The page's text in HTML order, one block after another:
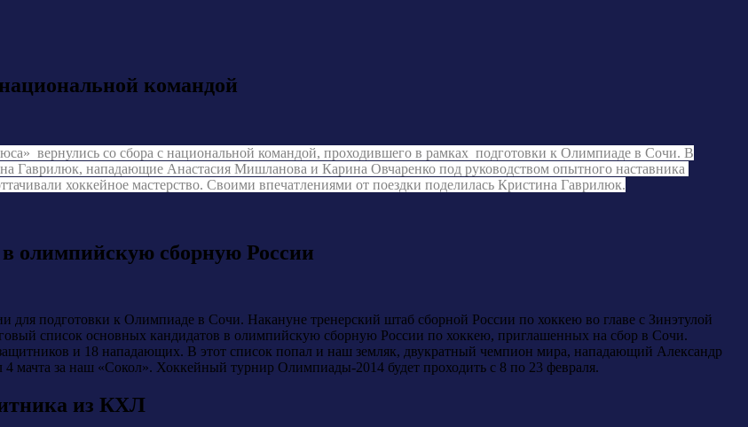
командой
вернулись со сбора с национальной командой, проходившего в рамках подготовки к Олимпиаде в Сочи. В
Гаврилюк, нападающие Анастасия Мишланова и Карина Овчаренко под руководством опытного наставника
хоккейное мастерство. Своими впечатлениями от поездки поделилась Кристина Гаврилюк.
олимпийскую сборную России
для подготовки к Олимпиаде в Сочи. Накануне тренерский штаб сборной России по хоккею во главе с Зинэтулой
список основных кандидатов в олимпийскую сборную России по хоккею, приглашенных на сбор в Сочи.
и 18 нападающих. В этот список попал и наш земляк, двукратный чемпион мира, нападающий Александр
мачта за наш «Сокол». Хоккейный турнир Олимпиады-2014 будет проходить с 8 по 23 февраля.
из КХЛ